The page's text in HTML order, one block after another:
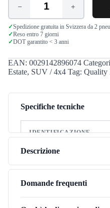
Cooper
Evolution
Mtt
255/70
R16
quantità
✓Spedizione gratuita in Svizzera da 2
✓Reso entro 7 giorni
✓DOT garantito < 3 anni
EAN: 0029142896074
Estate, SUV / 4x4 Tag: Quality
Specifiche tecniche
IDENTIFICAZIONE
Marca
Modello
Stagione
Tipo di veicolo
Descrizione
Il Cooper Evolution Mtt
estivo versatile che unisce
Domande frequenti